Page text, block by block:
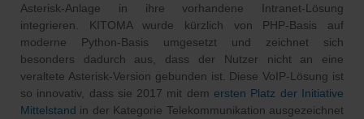
Asterisk-Anlage in ihre vorhandene Intranet-Lösung
integrieren. KITOMA wurde kürzlich von PHP-Basis auf
moderne Python-Basis umgesetzt und zeichnet sich
besonders dadurch aus, dass der Nutzer nicht an eine
veraltete Asterisk-Version gebunden ist. Diese VoIP-Lösung ist
so innovativ, dass sie 2017 mit demersten Platz der Initiative
Mittelstand in der Kategorie Telekommunikation ausgezeichnet